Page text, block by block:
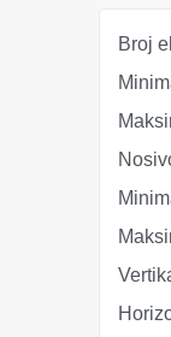
Broj